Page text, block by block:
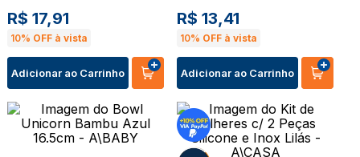
R$ 17,91
10% OFF à vista
Adicionar ao Carrinho
R$ 13,41
10% OFF à vista
Adicionar ao Carrinho